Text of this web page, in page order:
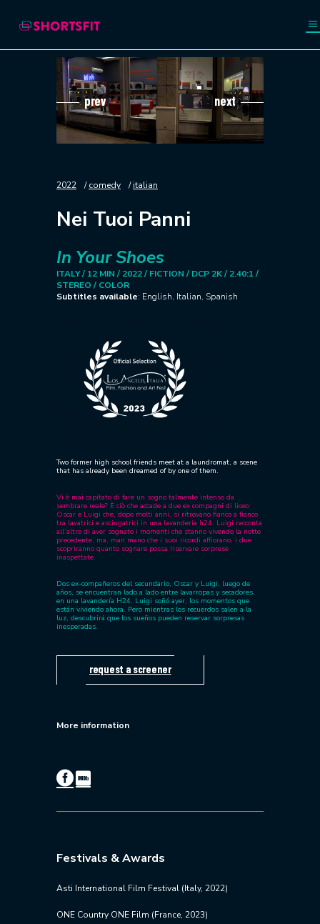
prev next
2022 comedy italian
Nei Tuoi Panni
In Your Shoes
ITALY / 12 MIN / 2022 / FICTION / DCP 2K / 2.40:1 /
STEREO / COLOR
Subtitles available: English, Italian, Spanish
Two former high school friends meet at a laundromat, a scene
that has already been dreamed of by one of them.
Vi è mai capitato di fare un sogno talmente intenso da
sembrare reale? È ciò che accade a due ex compagni di liceo:
Oscar e Luigi che, dopo molti anni, si ritrovano fianco a fianco
tra lavatrici e asciugatrici in una lavanderia h24. Luigi racconta
all’altro di aver sognato i momenti che stanno vivendo la notte
precedente, ma, man mano che i suoi ricordi affiorano, i due
scopriranno quanto sognare possa riservare sorprese
inaspettate.
Dos ex-compañeros del secundario, Oscar y Luigi, luego de
años, se encuentran lado a lado entre lavarropas y secadores,
en una lavandería H24. Luigi soñó ayer, los momentos que
están viviendo ahora. Pero mientras los recuerdos salen a la
luz, descubrirá que los sueños pueden reservar sorpresas
inesperadas.
request a screener
More information
Festivals & Awards
Asti International Film Festival (Italy, 2022)
ONE Country ONE Film (France, 2023)